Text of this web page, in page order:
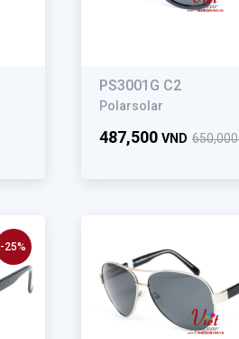
PS3001G C2
Polarsolar
487,500 VND
-25%